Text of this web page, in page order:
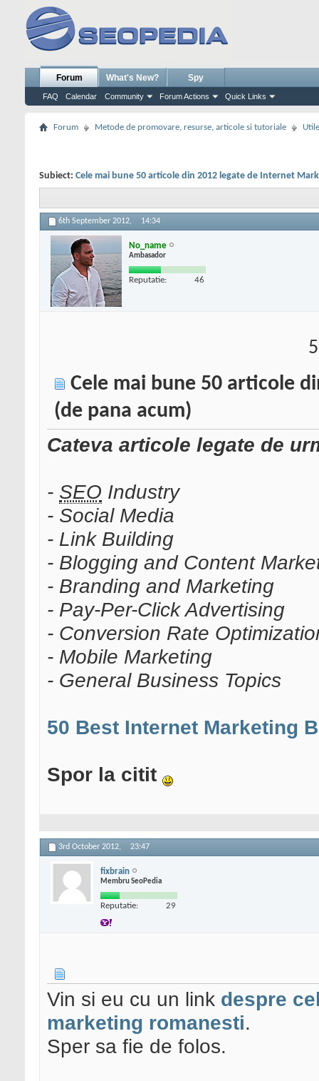
Forum
FAQ Calendar Community Forum Actions Quick Links
What's New? Spy
Forum Metode de promovare, resurse, articole si tutoriale Utile
Subiect: Cele mai bune 50 articole din 2012 legate de Internet
6th September 2012, 14:34
No_name
Ambasador
Reputatie: 46
Cele mai bune 50 articole
(de pana acum)
Cateva articole legate de
- SEO Industry
- Social Media
- Link Building
- Blogging and Content
- Branding and Marketing
- Pay-Per-Click Advertising
- Conversion Rate
- Mobile Marketing
- General Business Topics
50 Best Internet Marketing
Spor la citit
3rd October 2012, 23:47
fixbrain
Membru SeoPedia
Reputatie: 29
Vin si eu cu un link despre
marketing romanesti.
Sper sa fie de folos.